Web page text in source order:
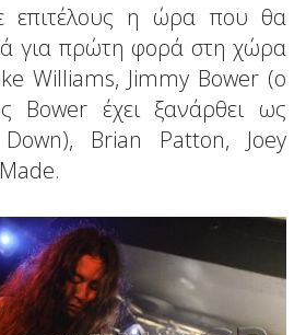
επιτέλους η ώρα που θα
για πρώτη φορά στη χώρα
Williams, Jimmy Bower (ο
Bower έχει ξανάρθει ως
Brian Patton, Joey